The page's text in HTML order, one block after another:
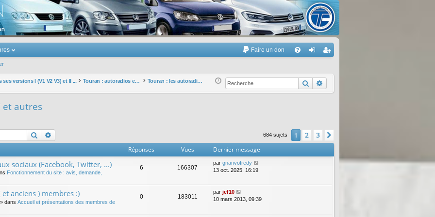
Touran
Faire un don
Q ne
xi
nr
eg
r
versions I (V1 V2 V3) et II ... Touran : autoradios et GPS Touran : les autoradios VW et autres Rechercher
et autres
Rechercher 684 sujets 1 2 3
Réponses Vues Dernier message
sociaux (Facebook, Twitter, ...)
Fonctionnement du site : avis, demande,
6 166307
par gnanvofredy
13 oct. 2025, 16:19
anciens ) membres :)
» dans Accueil et présentations des membres de
0 183011
par jef10
10 mars 2013, 09:39